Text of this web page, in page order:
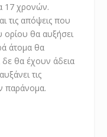
17 χρονών.
τις απόψεις που
ορίου θα αυξήσει
άτομα θα
θα έχουν άδεια
τις
παράνομα.